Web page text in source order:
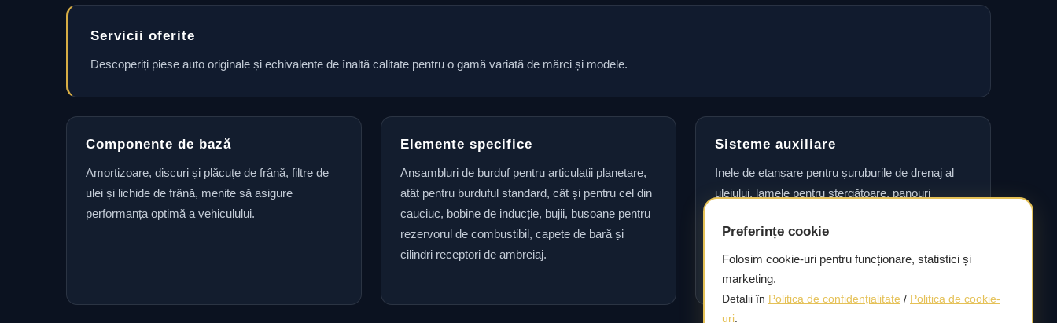
Servicii oferite
Descoperiți piese auto originale și echivalente de înaltă calitate pentru o gamă variată de mărci și modele.
Componente de bază
Amortizoare, discuri și plăcuțe de frână, filtre de
ulei și lichide de frână, menite să asigure
performanța optimă a vehiculului.
Elemente specifice
Ansambluri de burduf pentru articulații planetare,
atât pentru burduful standard, cât și pentru cel din
cauciuc, bobine de inducție, bujii, busoane pentru
rezervorul de combustibil, capete de bară și
cilindri receptori de ambreiaj.
Sisteme auxiliare
Inele de etanșare pentru șuruburile de drenaj al
uleiului, lamele pentru ștergătoare, panouri
frână, garnituri pentru etrier și seturi de rulmenți
pentru roți, precum și simeringuri pentru arborele
cotit.
Preferințe cookie
Folosim cookie-uri pentru funcționare, statistici și
marketing.
Detalii în Politica de confidențialitate / Politica de cookie-
uri